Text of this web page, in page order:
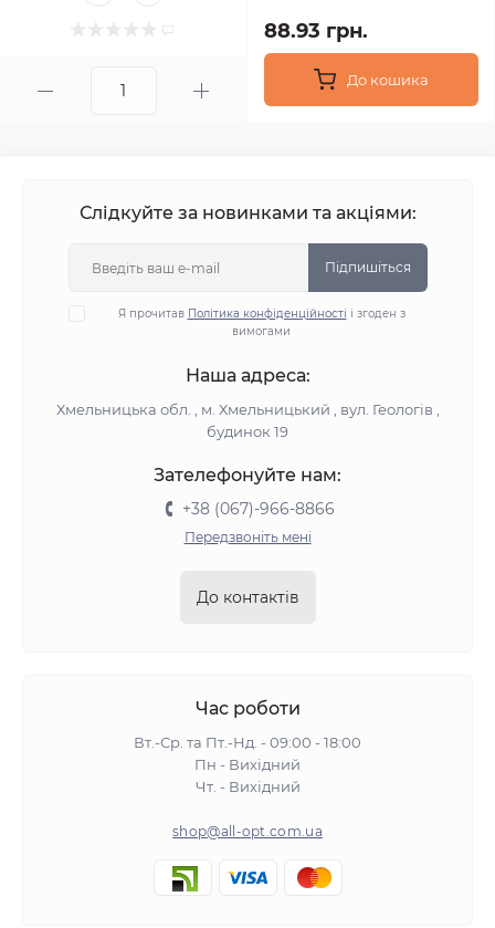
88.93 грн.
До кошика
Слідкуйте за новинками та акціями:
Підпишіться
Я прочитав Політика конфіденційності і згоден з
вимогами
Наша адреса:
Хмельницька обл. , м. Хмельницький , вул. Геологів ,
будинок 19
Зателефонуйте нам:
+38 (067)-966-8866
Передзвоніть мені
До контактів
Час роботи
Вт.-Ср. та Пт.-Нд. - 09:00 - 18:00
Пн - Вихідний
Чт. - Вихідний
shop@all-opt.com.ua